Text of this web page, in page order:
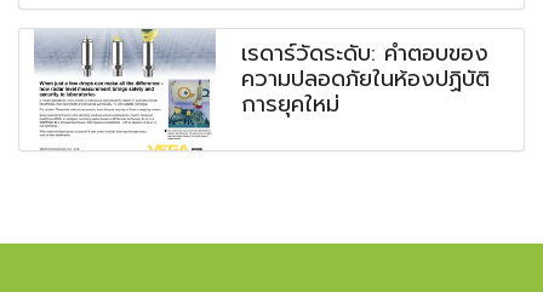
เรดาร์วัดระดับ: คำตอบของ
ความปลอดภัยในห้องปฏิบัติ
การยุคใหม่